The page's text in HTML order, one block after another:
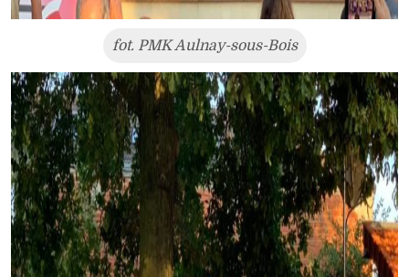
fot. PMK Aulnay-sous-Bois